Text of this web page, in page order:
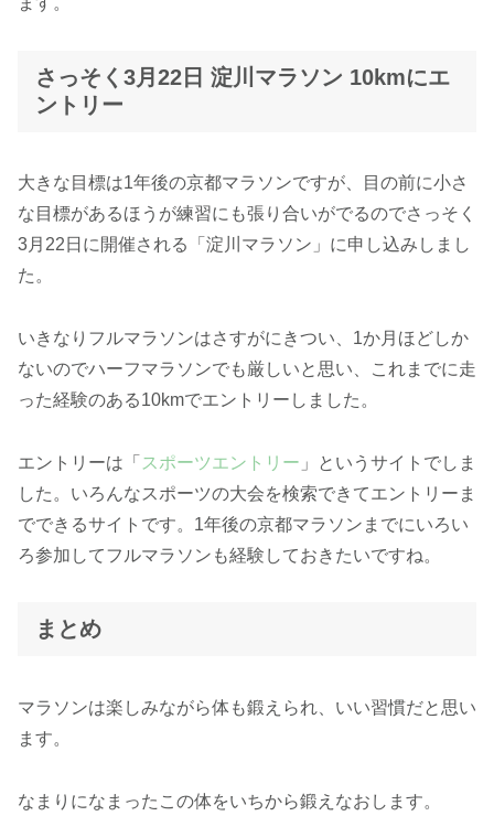
さっそく3月22日 淀川マラソン 10kmにエ
ントリー
大きな目標は1年後の京都マラソンですが、目の前に小さ
な目標があるほうが練習にも張り合いがでるのでさっそく
3月22日に開催される「淀川マラソン」に申し込みしまし
た。
いきなりフルマラソンはさすがにきつい、1か月ほどしか
ないのでハーフマラソンでも厳しいと思い、これまでに走
った経験のある10kmでエントリーしました。
エントリーは「 スポーツエントリー 」というサイトでしま
した。いろんなスポーツの大会を検索できてエントリーま
でできるサイトです。1年後の京都マラソンまでにいろい
ろ参加してフルマラソンも経験しておきたいですね。
まとめ
マラソンは楽しみながら体も鍛えられ、いい習慣だと思い
ます。
なまりになまったこの体をいちから鍛えなおします。